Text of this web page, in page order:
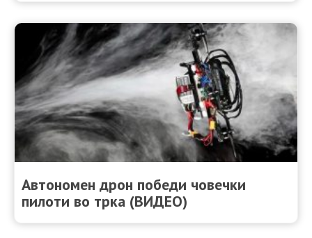
Автономен дрон победи човечки
пилоти во трка (ВИДЕО)